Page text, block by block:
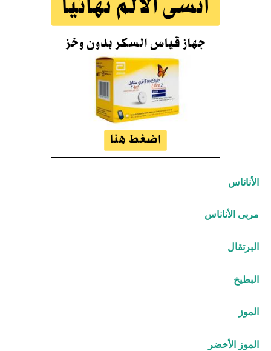
الأناناس
مربى الأناناس
البرتقال
البطيخ
الموز
الموز الأخضر